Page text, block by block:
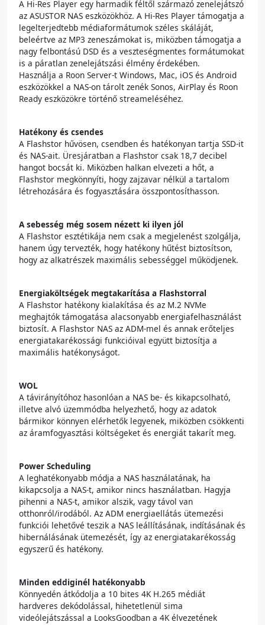
A Hi-Res Player egy harmadik féltől származó zenelejátszó
az ASUSTOR NAS eszközökhöz. A Hi-Res Player támogatja a
legelterjedtebb médiaformátumok széles skáláját,
beleértve az MP3 zeneszámokat is, miközben támogatja a
nagy felbontású DSD és a veszteségmentes formátumokat
is a páratlan zenelejátszási élmény érdekében.
Használja a Roon Server-t Windows, Mac, iOS és Android
eszközökkel a NAS-on tárolt zenék Sonos, AirPlay és Roon
Ready eszközökre történő streameléséhez.
Hatékony és csendes
A Flashstor hűvösen, csendben és hatékonyan tartja SSD-it
és NAS-ait. Üresjáratban a Flashstor csak 18,7 decibel
hangot bocsát ki. Miközben halkan elvezeti a hőt, a
Flashstor megkönnyíti, hogy zajzavar nélkül a tartalom
létrehozására és fogyasztására összpontosíthasson.
A sebesség még sosem nézett ki ilyen jól
A Flashstor esztétikája nem csak a megjelenést szolgálja,
hanem úgy tervezték, hogy hatékony hűtést biztosítson,
hogy az alkatrészek maximális sebességgel működjenek.
Energiaköltségek megtakarítása a Flashstorral
A Flashstor hatékony kialakítása és az M.2 NVMe
meghajtók támogatása alacsonyabb energiafelhasználást
biztosít. A Flashstor NAS az ADM-mel és annak erőteljes
energiatakarékossági funkcióival együtt biztosítja a
maximális hatékonyságot.
WOL
A távirányítóhoz hasonlóan a NAS be- és kikapcsolható,
illetve alvó üzemmódba helyezhető, hogy az adatok
bármikor könnyen elérhetők legyenek, miközben csökkenti
az áramfogyasztási költségeket és energiát takarít meg.
Power Scheduling
A leghatékonyabb módja a NAS használatának, ha
kikapcsolja a NAS-t, amikor nincs használatban. Hagyja
pihenni a NAS-t, amikor alszik, vagy távol van
otthonról/irodából. Az ADM energiaellátás ütemezési
funkciói lehetővé teszik a NAS leállításának, indításának és
hibernálásának ütemezését, így az energiatakarékosság
egyszerű és hatékony.
Minden eddiginél hatékonyabb
Könnyedén átkódolja a 10 bites 4K H.265 médiát
hardveres dekódolással, hihetetlenül sima
videólejátszással a LooksGoodban a 4K élvezetének